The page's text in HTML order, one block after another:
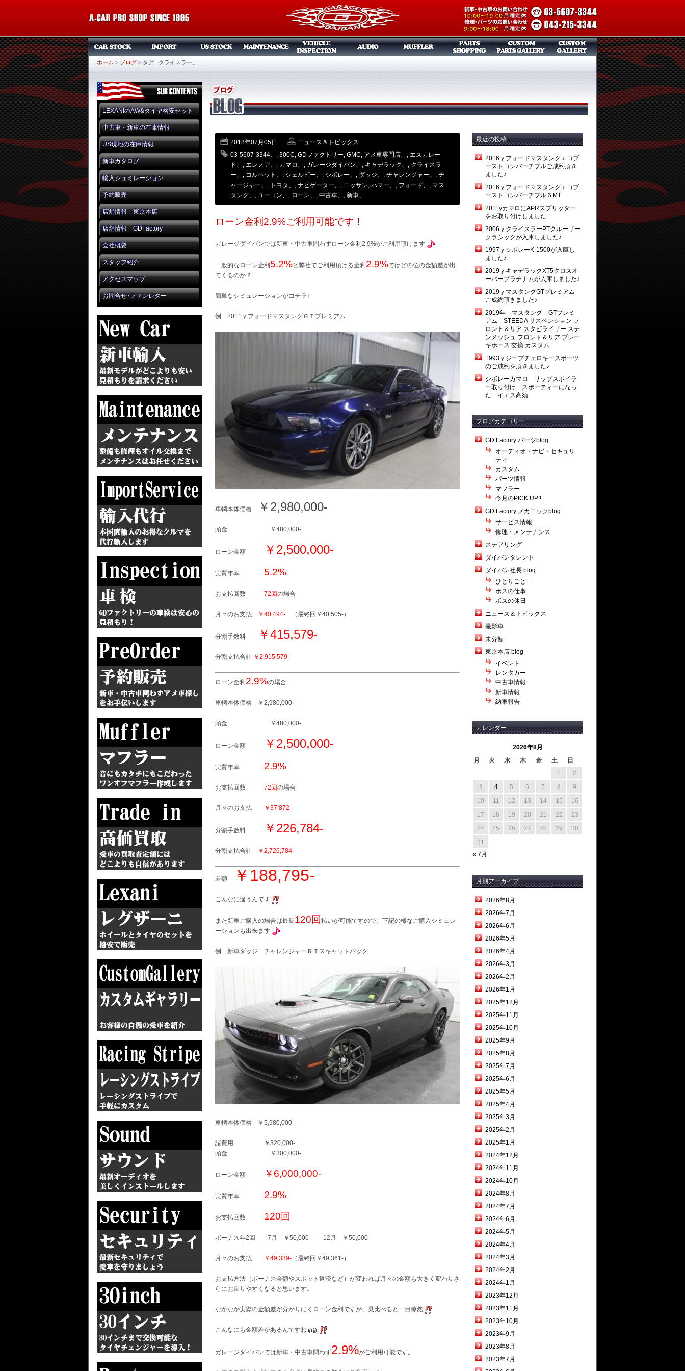
ホーム > ブログ > タグ : クライスラー、
LEXANIのAW&タイヤ格安セット
中古車・新車の在庫情報
US現地の在庫情報
新車カタログ
輸入シュミレーション
予約販売
店舗情報 東京本店
店舗情報 GDFactory
会社概要
スタッフ紹介
アクセスマップ
お問合せ･ファンレター
2018年07月05日
ニュース＆トピックス
03-5607-3344、 , 300C, GDファクトリー, GMC, アメ車専門店、 , エスカレー
ド、 , エレノア、 , カマロ、 , ガレージダイバン、 , キャデラック、 , クライスラ
ー、 , コルベット、 , シェルビー、 , シボレー、 , ダッジ、 , チャレンジャー、 , チ
ャージャー、 , トヨタ、 , ナビゲーター、 , ニッサン, ハマー、 , フォード、 , マス
タング、 , ユーコン、 , ローン、 , 中古車、 , 新車、
ローン金利2.9%ご利用可能です！
ガレージダイバンでは新車・中古車問わずローン金利2.9%がご利用頂けます
一般的なローン金利 5.2%と弊社でご利用頂ける金利 2.9%ではどの位の金額差が出
てくるのか？
簡単なシミュレーションがコチラ↓
例 2011ｙフォードマスタングＧＴプレミアム
車輌本体価格 ￥2,980,000-
頭金 ￥480,000-
ローン金額 ￥2,500,000-
実質年率 5.2%
お支払回数 72回の場合
月々のお支払 ￥40,494- （最終回￥40,505-）
分割手数料 ￥415,579-
分割支払合計 ￥2,915,579-
ローン金利 2.9%の場合
車輌本体価格 ￥2,980,000-
頭金 ￥480,000-
ローン金額 ￥2,500,000-
実質年率 2.9%
お支払回数 72回の場合
月々のお支払 ￥37,872-
分割手数料 ￥226,784-
分割支払合計 ￥2,726,784-
差額 ￥188,795-
こんなに違うんです
また新車ご購入の場合は最長120回 払いが可能ですので、下記の様なご購入シミュレ
ーションも出来ます
例 新車ダッジ チャレンジャーＲＴスキャットパック
車輌本体価格 ￥5,980,000-
諸費用 ￥320,000-
頭金 ￥300,000-
ローン金額 ￥6,000,000-
実質年率 2.9%
お支払回数 120回
ボーナス年2回 7月 ￥50,000- 12月 ￥50,000-
月々のお支払 ￥49,339- （最終回￥49,361-）
お支払方法（ボーナス金額やスポット返済など）が変われば月々の金額も大きく変わりさ
らにお乗りやすくなると思います。
なかなか実際の金額差が分かりにくローン金利ですが、見比べると一目瞭然
こんなにも金額差があるんですね
ガレージダイバンでは新車・中古車問わず2.9%がご利用可能です。
最近の投稿
2016ｙフォードマスタングエコブ
ーストコンバーチブルご成約頂き
ました♪
2016ｙフォードマスタングエコブ
ーストコンバーチブル６MT
2011yカマロにAPRスプリッター
をお取り付けしました
2006ｙクライスラーPTクルーザー
クラシックが入庫しました♪
1997ｙシボレーK-1500が入庫し
ました♪
2019ｙキャデラックXT5クロスオ
ーバープラチナムが入庫しました♪
2019ｙマスタングGTプレミアム
ご成約頂きました♪
2019年 マスタング GTプレミ
アム STEEDA サスペンション フ
ロント＆リア スタビライザー ステ
ンメッシュ フロント＆リア ブレー
キホース 交換 カスタム
1993ｙジープチェロキースポーツ
のご成約を頂きました♪
シボレーカマロ リップスポイラ
ー取り付け スポーティーになっ
た イエス高須
ブログカテゴリー
GD Factory パーツblog
オーディオ・ナビ・セキュリ
ティ
カスタム
パーツ情報
マフラー
今月のPICK UP!!
GD Factory メカニックblog
サービス情報
修理・メンテナンス
ステアリング
ダイバンタレント
ダイバン社長 blog
ひとりごと…
ボスの仕事
ボスの休日
ニュース＆トピックス
撮影車
未分類
東京本店 blog
イベント
レンタカー
中古車情報
新車情報
納車報告
カレンダー
2026年8月
月
火 水 木 金 土
日
1
2
3
4 5 6 7 8
9
10
11 12 13 14 15
16
17
18 19 20 21 22
23
24
25 26 27 28 29
30
31
« 7月
月別アーカイブ
2026年8月
2026年7月
2026年6月
2026年5月
2026年4月
2026年3月
2026年2月
2026年1月
2025年12月
2025年11月
2025年10月
2025年9月
2025年8月
2025年7月
2025年6月
2025年5月
2025年4月
2025年3月
2025年2月
2025年1月
2024年12月
2024年11月
2024年10月
2024年8月
2024年7月
2024年6月
2024年5月
2024年4月
2024年3月
2024年2月
2024年1月
2023年12月
2023年11月
2023年10月
2023年9月
2023年8月
2023年7月